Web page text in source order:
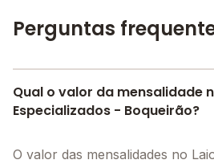
Perguntas
Qual o valor da mensalidade
Especializados - Boqueirão?
O valor das mensalidades no